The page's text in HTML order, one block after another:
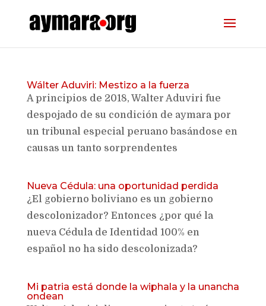
Wálter Aduviri: Mestizo a la fuerza
A principios de 2018, Walter Aduviri fue
despojado de su condición de aymara por
un tribunal especial peruano basándose en
causas un tanto sorprendentes
Nueva Cédula: una oportunidad perdida
¿El gobierno boliviano es un gobierno
descolonizador? Entonces ¿por qué la
nueva Cédula de Identidad 100% en
español no ha sido descolonizada?
Mi patria está donde la wiphala y la unancha
ondean